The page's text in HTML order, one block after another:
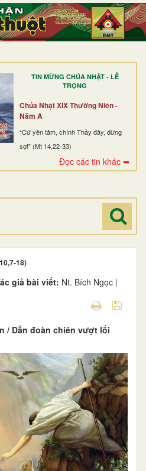
TIN MỪNG CHÚA NHẬT - LỄ
TRỌNG
Chúa Nhật XIX Thường Niên -
Năm A
“Cứ yên tâm, chính Thầy đây, đừng
sợ!” (Mt 14,22-33)
Đọc các tin khác ➥
18)
giả bài viết: Nt. Bích Ngọc |
/ Dẫn đoàn chiên vượt lối